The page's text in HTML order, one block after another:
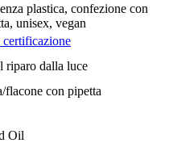
plastica, confezione con
unisex, vegan
certificazione
riparo dalla luce
flacone con pipetta
Oil